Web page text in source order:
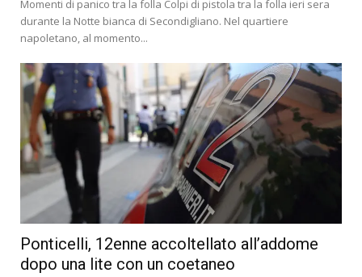
Momenti di panico tra la folla Colpi di pistola tra la folla ieri sera
durante la Notte bianca di Secondigliano. Nel quartiere
napoletano, al momento...
Ponticelli, 12enne accoltellato all’addome
dopo una lite con un coetaneo